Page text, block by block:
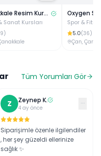
Çanakkale Resim Kursu / Yasemin Sanat Atölyesi
Sanat Kursları
)
Oxygen
Spor &
5.0(36)
Çan,
Tüm Yorumları Gör
Z Zeynep K.
4 ay önce ···
Siparişimle özenle ilgilendiler
, her şey güzeldi ellerinize
sağlık ✨